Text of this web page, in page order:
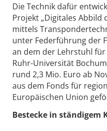
Die Technik dafür
Projekt „Digitales Abbild
mittels
unter Federführung der
an dem der Lehrstuhl
Ruhr-Universität
rund 2,3 Mio. Euro ab
aus dem Fonds für
Europäischen Union
Bestecke in ständigem